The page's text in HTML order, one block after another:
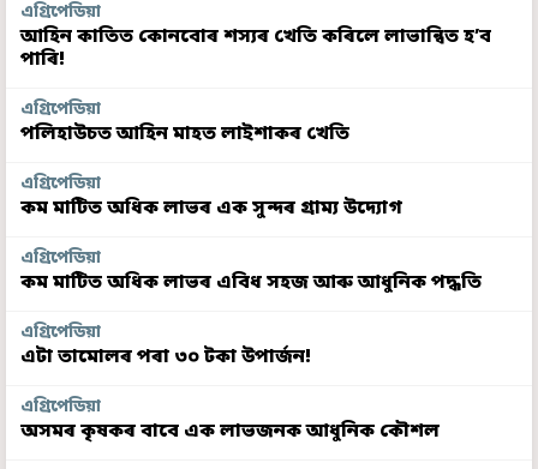
এগ্ৰিপেডিয়া
আহিন কাতিত কোনবোৰ শস্যৰ খেতি কৰিলে লাভান্বিত হ’ব
পাৰি!
এগ্ৰিপেডিয়া
পলিহাউচত আহিন মাহত লাইশাকৰ খেতি
এগ্ৰিপেডিয়া
কম মাটিত অধিক লাভৰ এক সুন্দৰ গ্ৰাম্য উদ্যোগ
এগ্ৰিপেডিয়া
কম মাটিত অধিক লাভৰ এবিধ সহজ আৰু আধুনিক পদ্ধতি
এগ্ৰিপেডিয়া
এটা তামোলৰ পৰা ৩০ টকা উপাৰ্জন!
এগ্ৰিপেডিয়া
অসমৰ কৃষকৰ বাবে এক লাভজনক আধুনিক কৌশল